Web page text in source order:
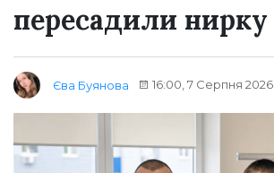
пересадили нирку
Єва Буянова 16:00, 7 Серпня 2026